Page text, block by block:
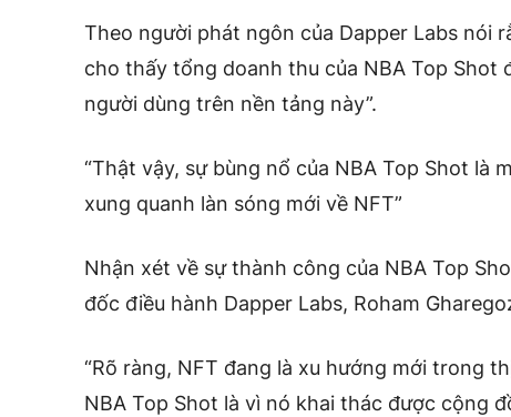
Theo người phát ngôn của Dapper Labs nói
cho thấy tổng doanh thu của NBA Top Shot
người dùng trên nền tảng này”.
“Thật vậy, sự bùng nổ của NBA Top Shot là
xung quanh làn sóng mới về NFT”
Nhận xét về sự thành công của NBA Top
đốc điều hành Dapper Labs, Roham
“Rõ ràng, NFT đang là xu hướng mới trong
NBA Top Shot là vì nó khai thác được cộng